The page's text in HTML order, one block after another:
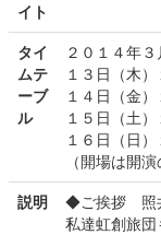
イト
タイ
ムテ
ーブ
ル
２０１４年
１３日（木
１４日（金
１５日（土
１６日（日
（開場は開
説明
◆ご挨拶 照
私達虹創旅